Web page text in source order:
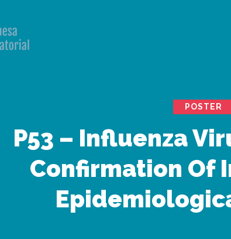
POSTER
P53 – Influenza
Confirmation Of